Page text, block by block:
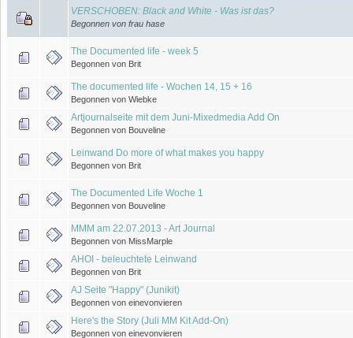
VERSCHOBEN: Black and White - Was ist das?
Begonnen von frau hase
The Documented life - week 5
Begonnen von Brit
The documented life - Wochen 14, 15 + 16
Begonnen von Wiebke
Artjournalseite mit dem Juni-Mixedmedia Add On
Begonnen von Bouveline
Leinwand Do more of what makes you happy
Begonnen von Brit
The Documented Life Woche 1
Begonnen von Bouveline
MMM am 22.07.2013 - Art Journal
Begonnen von MissMarple
AHOI - beleuchtete Leinwand
Begonnen von Brit
AJ Seite "Happy" (Junikit)
Begonnen von einevonvieren
Here's the Story (Juli MM Kit Add-On)
Begonnen von einevonvieren